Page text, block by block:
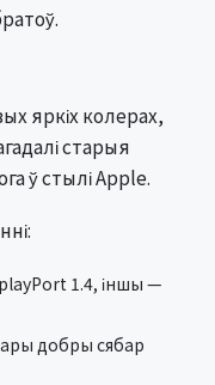
яркіх колерах,
старыя
ў стылі Apple.